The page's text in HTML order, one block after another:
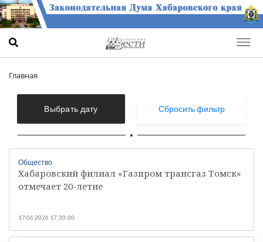
Главная
Выбрать дату Сбросить фильтр
Общество
Хабаровский филиал «Газпром трансгаз Томск»
отмечает 20-летие
17.06.2026 17:30:00